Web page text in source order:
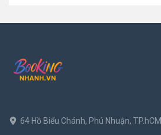
64 Hồ Biểu Chánh, Phú Nhuận, TP.hCM